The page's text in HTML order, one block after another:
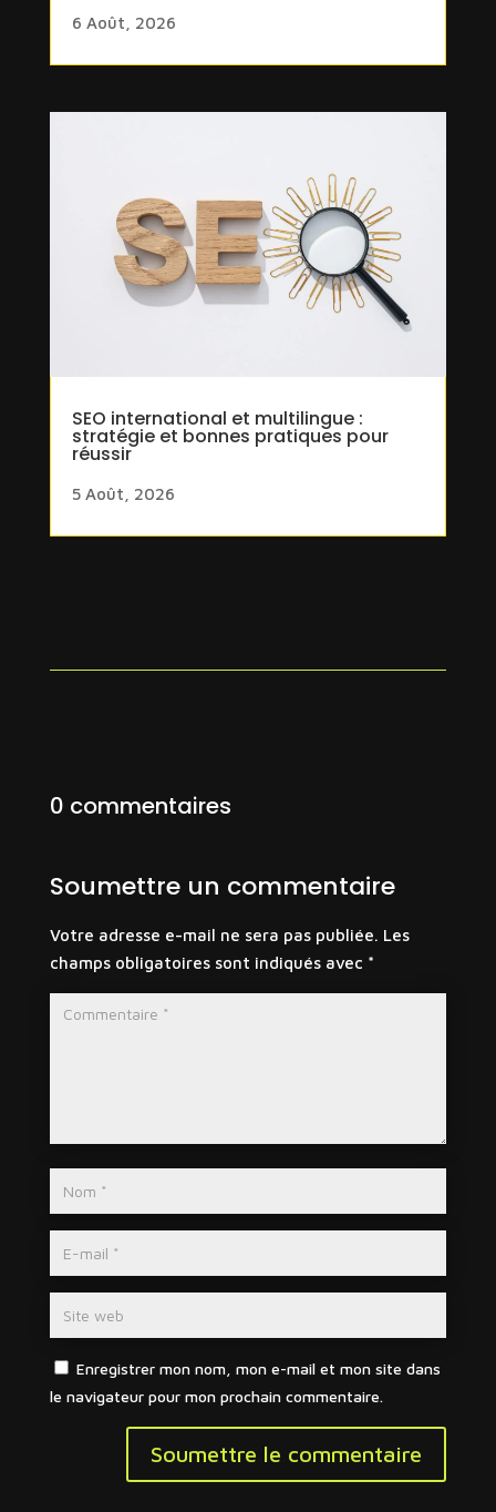
6 Août, 2026
SEO international et multilingue :
stratégie et bonnes pratiques pour
réussir
5 Août, 2026
0 commentaires
Soumettre un commentaire
Votre adresse e-mail ne sera pas publiée. Les
champs obligatoires sont indiqués avec *
Enregistrer mon nom, mon e-mail et mon site dans
le navigateur pour mon prochain commentaire.
Soumettre le commentaire